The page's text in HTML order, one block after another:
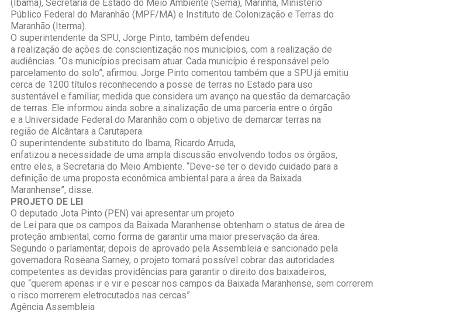
(Ibama), Secretaria de Estado do Meio Ambiente (Sema), Marinha, Ministério
Público Federal do Maranhão (MPF/MA) e Instituto de Colonização e Terras do
Maranhão (Iterma).
O superintendente da SPU, Jorge Pinto, também defendeu
a realização de ações de conscientização nos municípios, com a realização de
audiências. “Os municípios precisam atuar. Cada município é responsável pelo
parcelamento do solo”, afirmou. Jorge Pinto comentou também que a SPU já emitiu
cerca de 1200 títulos reconhecendo a posse de terras no Estado para uso
sustentável e familiar, medida que considera um avanço na questão da demarcação
de terras. Ele informou ainda sobre a sinalização de uma parceria entre o órgão
e a Universidade Federal do Maranhão com o objetivo de demarcar terras na
região de Alcântara a Carutapera.
O superintendente substituto do Ibama, Ricardo Arruda,
enfatizou a necessidade de uma ampla discussão envolvendo todos os órgãos,
entre eles, a Secretaria do Meio Ambiente. “Deve-se ter o devido cuidado para a
definição de uma proposta econômica ambiental para a área da Baixada
Maranhense”, disse.
PROJETO DE LEI
O deputado Jota Pinto (PEN) vai apresentar um projeto
de Lei para que os campos da Baixada Maranhense obtenham o status de área de
proteção ambiental, como forma de garantir uma maior preservação da área.
Segundo o parlamentar, depois de aprovado pela Assembleia e sancionado pela
governadora Roseana Sarney, o projeto tornará possível cobrar das autoridades
competentes as devidas providências para garantir o direito dos baixadeiros,
que “querem apenas ir e vir e pescar nos campos da Baixada Maranhense, sem correrem
o risco morrerem eletrocutados nas cercas”.
Agência Assembleia